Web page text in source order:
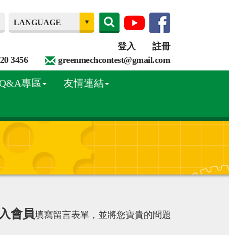
登入
註冊
3456
greenmechcontest@gmail.com
專區 友情連結
會員填寫留言表單，並將您寶貴的問題